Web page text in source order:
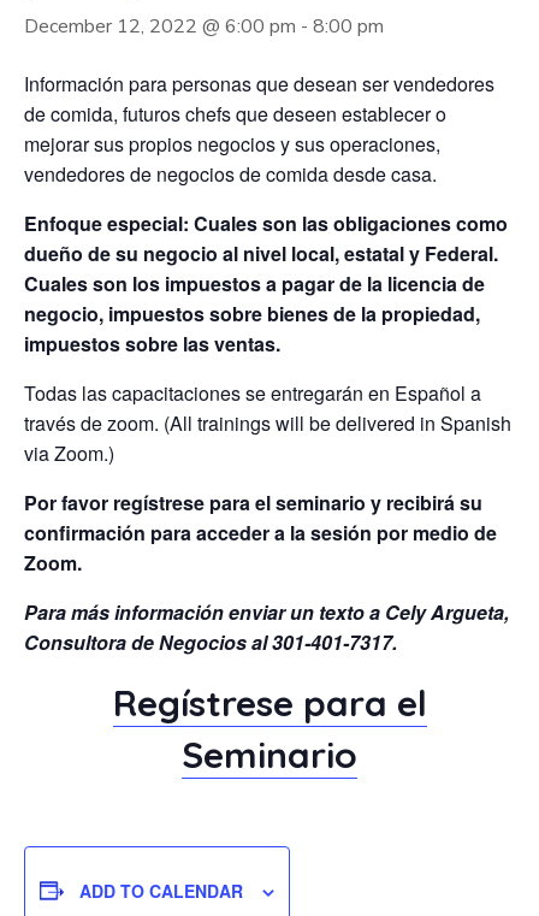
December 12, 2022 @ 6:00 pm - 8:00 pm
Información para personas que desean ser vendedores
de comida, futuros chefs que deseen establecer o
mejorar sus propios negocios y sus operaciones,
vendedores de negocios de comida desde casa.
Enfoque especial: Cuales son las obligaciones como
dueño de su negocio al nivel local, estatal y Federal.
Cuales son los impuestos a pagar de la licencia de
negocio, impuestos sobre bienes de la propiedad,
impuestos sobre las ventas.
Todas las capacitaciones se entregarán en Español a
través de zoom. (All trainings will be delivered in Spanish
via Zoom.)
Por favor regístrese para el seminario y recibirá su
confirmación para acceder a la sesión por medio de
Zoom.
Para más información enviar un texto a Cely Argueta,
Consultora de Negocios al 301-401-7317.
Regístrese para el
Seminario
ADD TO CALENDAR